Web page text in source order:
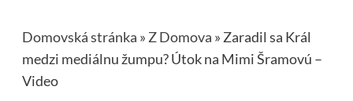
Domovská stránka » Z Domova » Zaradil sa Král
medzi mediálnu žumpu? Útok na Mimi Šramovú –
Video